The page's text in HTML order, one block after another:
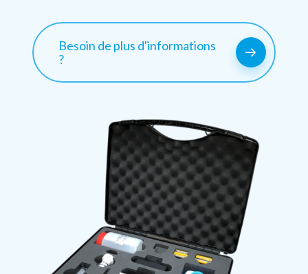
Besoin de plus d'informations
?